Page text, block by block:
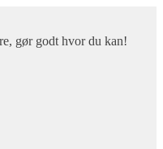
gør godt hvor du kan!